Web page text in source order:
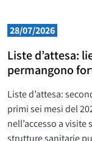
28/07/2026
Liste d’attesa:
permangono
Liste d’attesa:
primi sei mesi del
nell’accesso a